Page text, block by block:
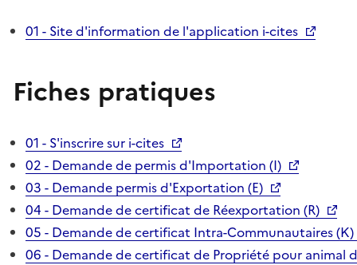
01 - Site d'information de l'application i-cites
Fiches pratiques
01 - S'inscrire sur i-cites
02 - Demande de permis d'Importation (I)
03 - Demande permis d'Exportation (E)
04 - Demande de certificat de Réexportation (R)
05 - Demande de certificat Intra-Communautaires (K)
06 - Demande de certificat de Propriété pour animal